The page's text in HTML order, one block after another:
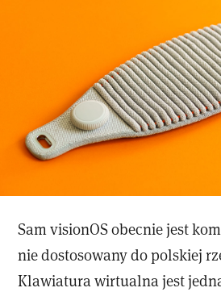
Sam visionOS obecnie jest
nie dostosowany do polskiej
Klawiatura wirtualna jest